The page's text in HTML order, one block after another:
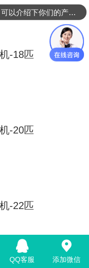
-18匹
-20匹
-22匹
QQ客服 添加微信
可以介绍下你们的产品么？